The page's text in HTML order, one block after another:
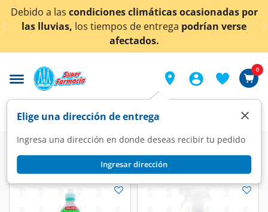
< div class="carousel-inner">
por
verse
¡Ahora también en Aguascalientes!Daclic
conocer detalles.
Elige una dirección de entrega
Ingresa una dirección en donde deseas recibir tu pedido
Ingresar dirección
×
0
(109 productos)